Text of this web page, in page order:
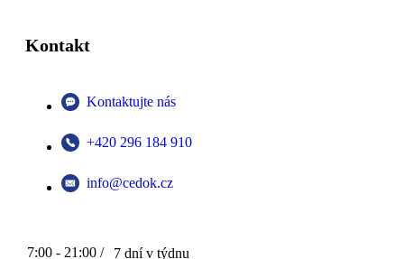
Kontakt
Kontaktujte nás
+420 296 184 910
info@cedok.cz
7:00 - 21:00 / 7 dní v týdnu